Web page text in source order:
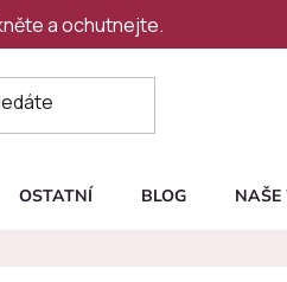
a ochutnejte.
OSTATNÍ BLOG